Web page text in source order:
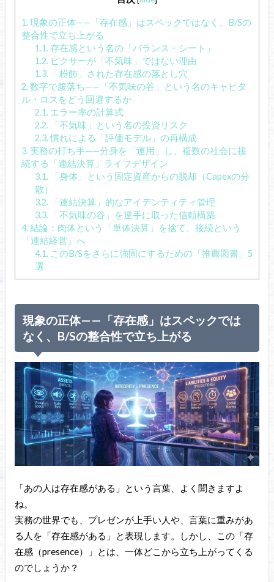
1.現象の正体——「存在感」はスペックではなく、B/Sの
整合性で立ち上がる
1.1.存在感という名の「バランス・シート」
1.2.ピクサーが「不気味」ではない理由
1.3.「粉飾」された存在感の落とし穴
2.数字で腹落ち——「不気味の谷」という名のキャピタ
ル・ロスをどう回避するか
2.1.エラー率の計算式
2.2.「不気味」という名の投資リスク
2.3.慣れによる「評価モデル」の再構成
3.実務の打ち手——分身を「運用」し、複数の社会に接
続する「連結決算」ライフデザイン
3.1.「身体」という固定資産からの脱却（Capexの分
散）
3.2.「連結決算」的なアイデンティティ管理
3.3.「不気味の谷」を逆手に取った信頼構築
4.結論：肉体という「単体決算」を捨て、接続という
「連結経営」へ
4.1.このB/Sをさらに強固にするための「推薦図書」5
選
現象の正体——「存在感」はスペックでは
なく、B/Sの整合性で立ち上がる
「あの人は存在感がある」という言葉、よく聞きますよ
ね。
実務の世界でも、プレゼンが上手い人や、言葉に重みがあ
る人を「存在感がある」と表現します。しかし、この「存
在感（presence）」とは、一体どこから立ち上がってくる
のでしょうか？